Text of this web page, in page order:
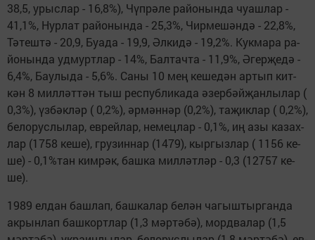
38,5, урыс­лар - 16,8%), Чүп­рә­ле ра­йо­нын­да чу­аш­лар -
41,1%, Нур­лат ра­йо­нын­да - 25,3%, Чир­ме­шән­дә - 22,8%,
Тә­теш­тә - 20,9, Бу­а­да - 19,9, Әл­ки­дә - 19,2%. Кук­ма­ра ра­
йо­нын­да уд­мурт­лар - 14%, Бал­тач­та - 11,9%, Әгер­җе­дә -
6,4%, Бау­лы­да - 5,6%. Са­ны 10 мең ке­ше­дән ар­тып кит­
кән 8 мил­ләт­тән тыш рес­пуб­ли­ка­да әзер­бәй­җан­лы­лар (
0,3%), үз­бәк­ләр ( 0,2%), әр­мән­нәр (0,2%), та­җик­лар ( 0,2%),
бе­ло­рус­лы­лар, ев­рей­лар, не­мец­лар - 0,1%, иң азы ка­зах­
лар (1758 ке­ше), гру­зин­нар (1479), кыр­гыз­лар ( 1156 ке­
ше) - 0,1%­тан ким­рәк, баш­ка мил­ләт­ләр - 0,3 (12757 ке­
ше).
1989 ел­дан баш­лап, баш­ка­лар бе­лән ча­гыш­тыр­ган­да
ак­рын­лап баш­корт­лар (1,3 мәр­тә­бә), морд­ва­лар (1,5